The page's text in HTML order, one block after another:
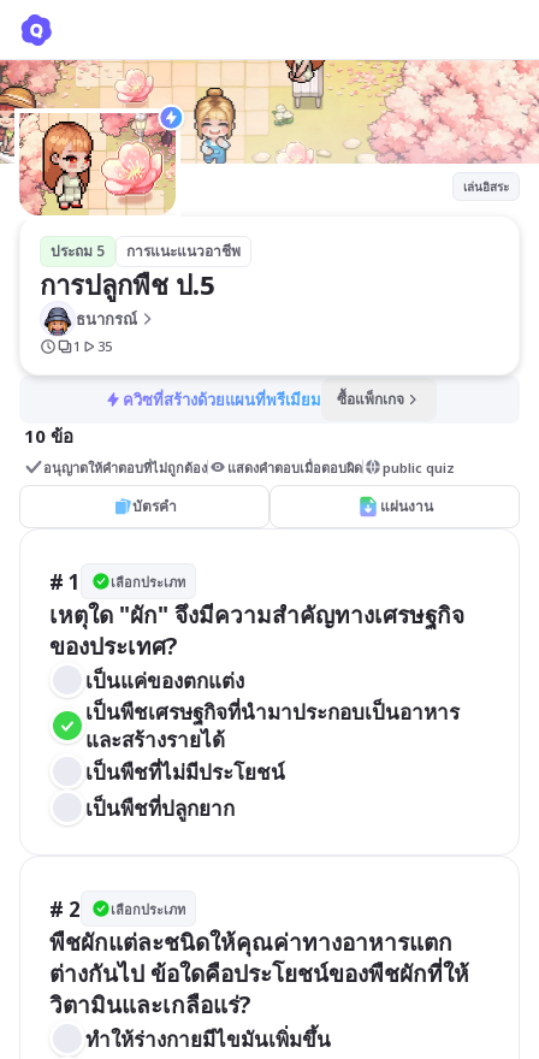
เล่นอิสระ
ประถม 5 การแนะแนวอาชีพ
การปลูกพืช ป.5
ธนากรณ์
1 35
ควิซที่สร้างด้วยแผนที่พรีเมียม ซื้อแพ็กเกจ
10 ข้อ
อนุญาตให้คำตอบที่ไม่ถูกต้อง แสดงคำตอบเมื่อตอบผิด public quiz
บัตรคำ แผ่นงาน
# 1 เลือกประเภท
เหตุใด "ผัก" จึงมีความสำคัญทางเศรษฐกิจ
ของประเทศ?
เป็นแค่ของตกแต่ง
เป็นพืชเศรษฐกิจที่นำมาประกอบเป็นอาหาร
และสร้างรายได้
เป็นพืชที่ไม่มีประโยชน์
เป็นพืชที่ปลูกยาก
# 2 เลือกประเภท
พืชผักแต่ละชนิดให้คุณค่าทางอาหารแตก
ต่างกันไป ข้อใดคือประโยชน์ของพืชผักที่ให้
วิตามินและเกลือแร่?
ทำให้ร่างกายมีไขมันเพิ่มขึ้น